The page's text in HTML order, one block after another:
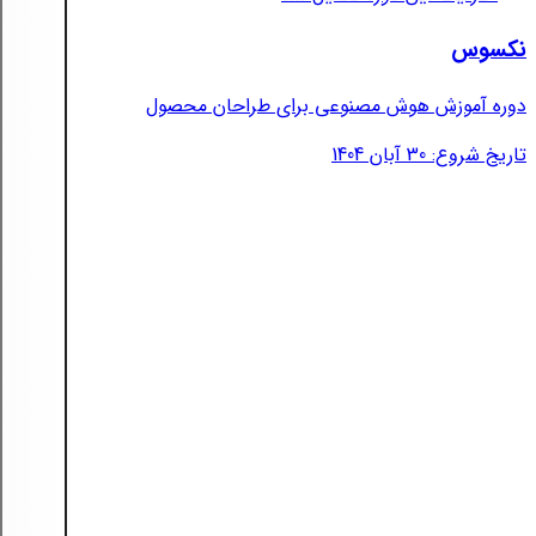
نکسوس
دوره آموزش هوش مصنوعی برای طراحان محصول
تاریخ شروع: 30 آبان 1404